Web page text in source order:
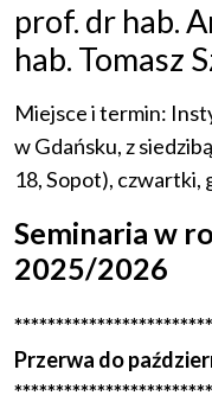
prof. dr hab.
hab. Tomasz
Miejsce i termin:
w Gdańsku, z
18, Sopot), czwartki,
Seminaria w
2025/2026
Przerwa do